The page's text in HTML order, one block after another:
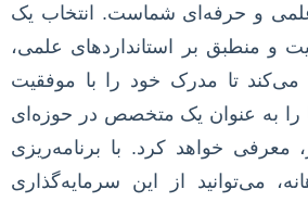
علمی و حرفه‌ای شماست. انتخاب یک
و منطبق بر استانداردهای علمی،
می‌کند تا مدرک خود را با موفقیت
را به عنوان یک متخصص در حوزه‌ای
معرفی خواهد کرد. با برنامه‌ریزی
می‌توانید از این سرمایه‌گذاری